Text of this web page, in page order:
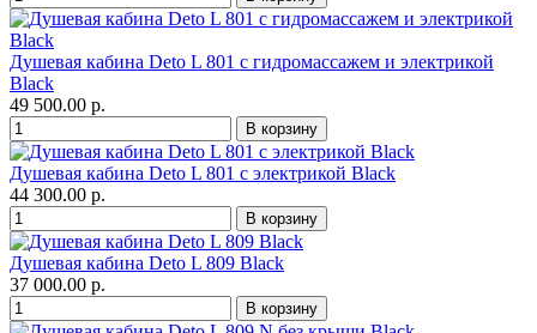
Душевая кабина Deto L 801 с гидромассажем и электрикой
Black
49 500.00 р.
Душевая кабина Deto L 801 с электрикой Black
44 300.00 р.
Душевая кабина Deto L 809 Black
37 000.00 р.